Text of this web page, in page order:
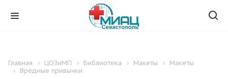
Главная ЦОЗиМП Библиотека Макеты
Макеты
Вредные привычки